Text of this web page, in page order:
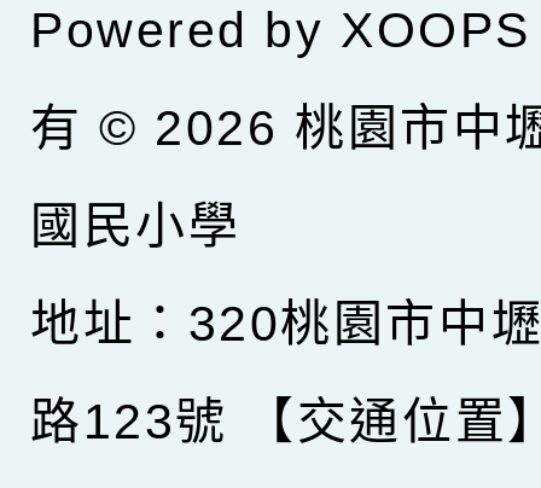
Powered by XOOPS
有 © 2026 桃園市中
國民小學
地址：320桃園市中
路123號
【交通位置